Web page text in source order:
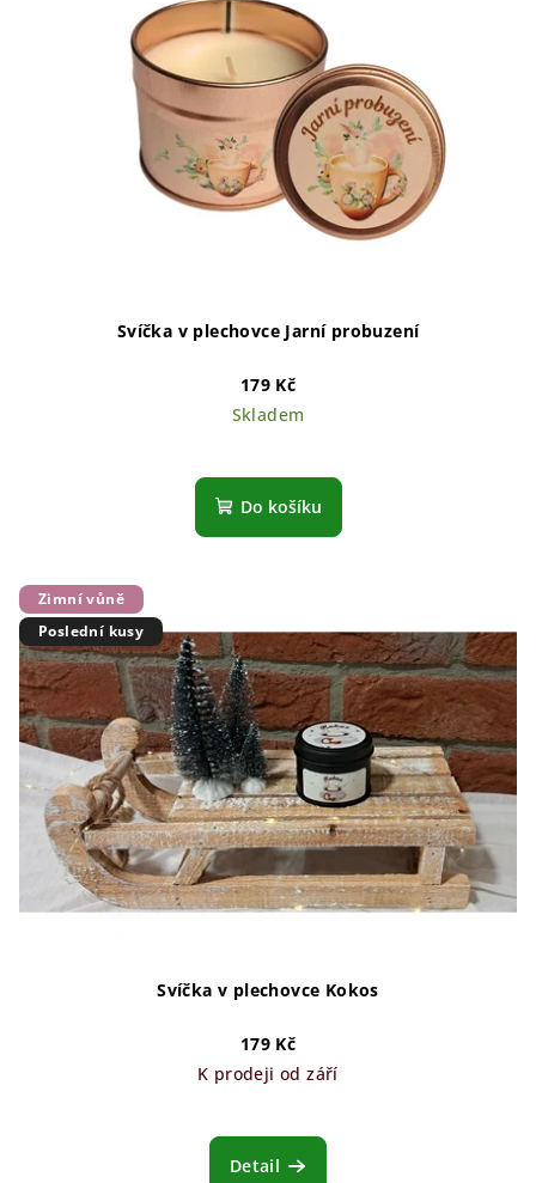
Svíčka v plechovce Jarní probuzení
179 Kč
Skladem
Do košíku
Zimní vůně
Poslední kusy
Svíčka v plechovce Kokos
179 Kč
K prodeji od září
Detail